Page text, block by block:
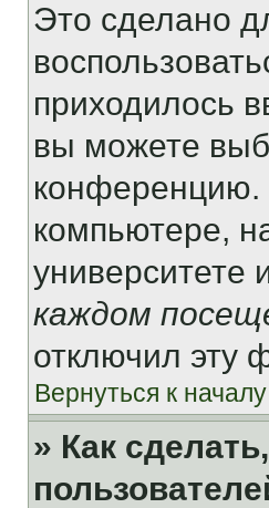
Это сделано
приходилось
вы можете
конференцию.
компьютере,
университете
каждом
отключил эту
Вернуться к началу
» Как